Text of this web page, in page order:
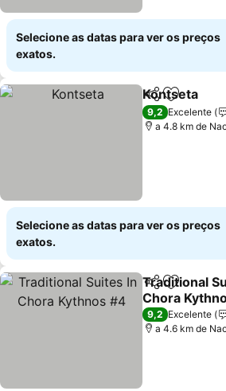
Selecione as datas para ver os preços
exatos.
Partilhar
Kontseta
9,2 Excelente
a 4.8 km de
Selecione as datas para ver os preços
exatos.
Partilhar
Traditional
Chora
Ver preços
9,2 Excelente
a 4.6 km de